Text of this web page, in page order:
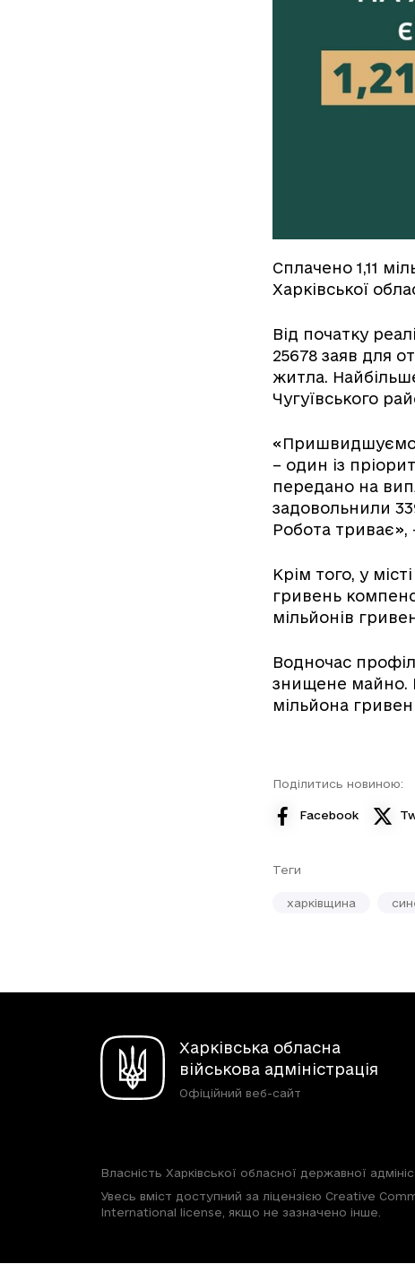
Сплачено 1,11
Харківської
Від початку
25678 заяв для
житла.
Чугуївського
«Пришвидшуємо
– один із
передано на
задовольнили
Робота триває»,
Крім того, у
гривень
мільйонів
Водночас
знищене майно.
мільйона
Поділитись новиною:
Facebook
Теги
харківщина
Харківська обласна
військова адміністрація
Офіційний веб-сайт
Власність Харківської обласної державної
Увесь вміст доступний за ліцензією Creative
International license, якщо не зазначено інше.